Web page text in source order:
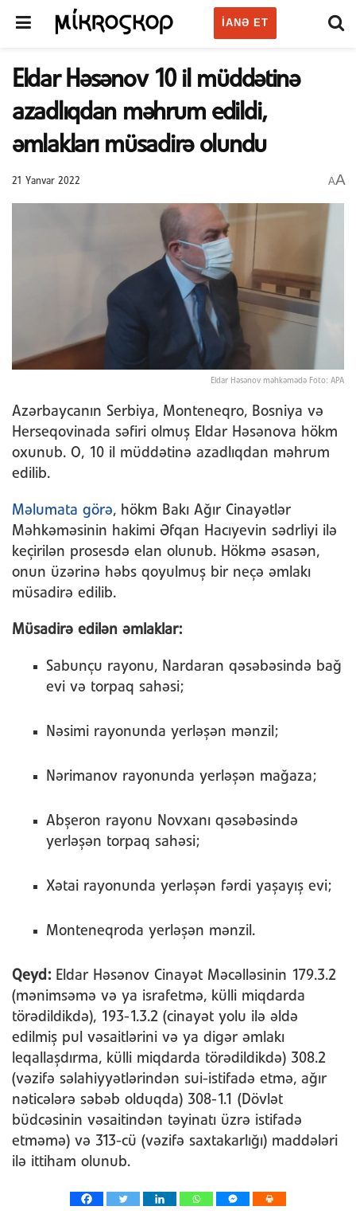
IANƏ ET
Eldar Həsənov 10 il müddətinə
azadlıqdan məhrum edildi,
əmlakları müsadirə olundu
21 Yanvar 2022 AA
Eldar Həsənov məhkəmədə Foto: APA
Azərbaycanın Serbiya, Monteneqro, Bosniya və
Herseqovinada səfiri olmuş Eldar Həsənova hökm
oxunub. O, 10 il müddətinə azadlıqdan məhrum
edilib.
Məlumata görə, hökm Bakı Ağır Cinayətlər
Məhkəməsinin hakimi Əfqan Hacıyevin sədrliyi ilə
keçirilən prosesdə elan olunub. Hökmə əsasən,
onun üzərinə həbs qoyulmuş bir neçə əmlakı
müsadirə edilib.
Müsadirə edilən əmlaklar:
Sabunçu rayonu, Nardaran qəsəbəsində bağ
evi və torpaq sahəsi;
Nəsimi rayonunda yerləşən mənzil;
Nərimanov rayonunda yerləşən mağaza;
Abşeron rayonu Novxanı qəsəbəsində
yerləşən torpaq sahəsi;
Xətai rayonunda yerləşən fərdi yaşayış evi;
Monteneqroda yerləşən mənzil.
Qeyd: Eldar Həsənov Cinayət Məcəlləsinin 179.3.2
(mənimsəmə və ya israfetmə, külli miqdarda
törədildikdə), 193-1.3.2 (cinayət yolu ilə əldə
edilmiş pul vəsaitlərini və ya digər əmlakı
leqallaşdırma, külli miqdarda törədildikdə) 308.2
(vəzifə səlahiyyətlərindən sui-istifadə etmə, ağır
nəticələrə səbəb olduqda) 308-1.1 (Dövlət
büdcəsinin vəsaitindən təyinatı üzrə istifadə
etməmə) və 313-cü (vəzifə saxtakarlığı) maddələri
ilə ittiham olunub.